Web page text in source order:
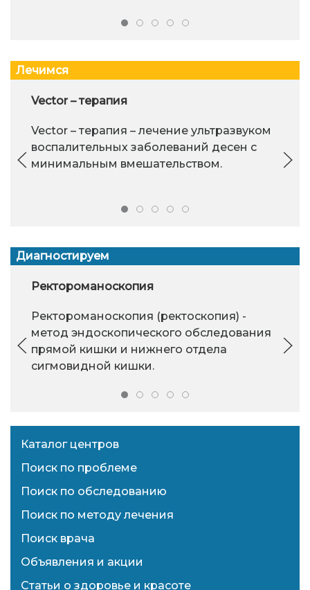
Лечимся
Vector – терапия
Vector – терапия – лечение ультразвуком
воспалительных заболеваний десен с
минимальным вмешательством.
Диагностируем
Ректороманоскопия
Ректороманоскопия (ректоскопия) -
метод эндоскопического обследования
прямой кишки и нижнего отдела
сигмовидной кишки.
Каталог центров
Поиск по проблеме
Поиск по обследованию
Поиск по методу лечения
Поиск врача
Объявления и акции
Статьи о здоровье и красоте